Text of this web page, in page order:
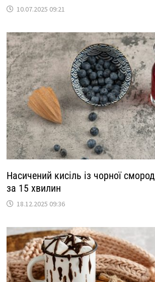
10.07.2025 09:21
Насичений кисіль із чорної
за 15 хвилин
18.12.2025 09:36